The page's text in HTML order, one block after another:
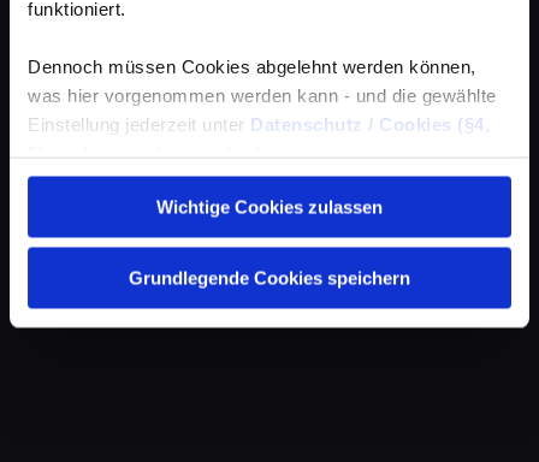
funktioniert.
Dennoch müssen Cookies abgelehnt werden können,
was hier vorgenommen werden kann - und die gewählte
Einstellung jederzeit unter Datenschutz / Cookies (§4,
Wichtige Cookies zulassen
Grundlegende Cookies speichern